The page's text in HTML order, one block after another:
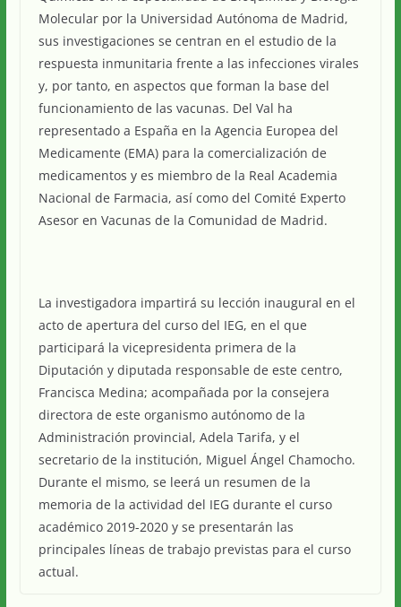
Molecular por la Universidad Autónoma de Madrid,
sus investigaciones se centran en el estudio de la
respuesta inmunitaria frente a las infecciones virales
y, por tanto, en aspectos que forman la base del
funcionamiento de las vacunas. Del Val ha
representado a España en la Agencia Europea del
Medicamente (EMA) para la comercialización de
medicamentos y es miembro de la Real Academia
Nacional de Farmacia, así como del Comité Experto
Asesor en Vacunas de la Comunidad de Madrid.
La investigadora impartirá su lección inaugural en el
acto de apertura del curso del IEG, en el que
participará la vicepresidenta primera de la
Diputación y diputada responsable de este centro,
Francisca Medina; acompañada por la consejera
directora de este organismo autónomo de la
Administración provincial, Adela Tarifa, y el
secretario de la institución, Miguel Ángel Chamocho.
Durante el mismo, se leerá un resumen de la
memoria de la actividad del IEG durante el curso
académico 2019-2020 y se presentarán las
principales líneas de trabajo previstas para el curso
actual.